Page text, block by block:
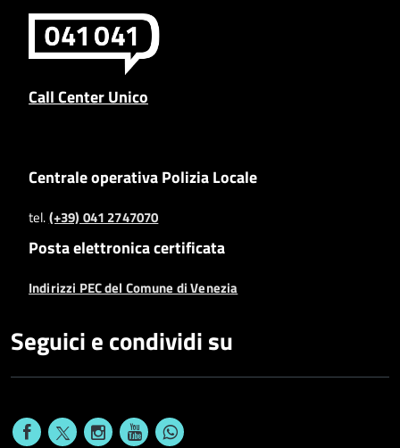
Call Center Unico
Centrale operativa Polizia Locale
tel.(+39) 041 2747070
Posta elettronica certificata
Indirizzi PEC del Comune di Venezia
Seguici e condividi su